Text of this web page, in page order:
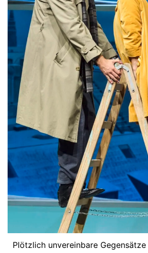
Plötzlich unvereinbare